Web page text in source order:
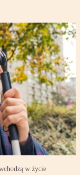
w życie